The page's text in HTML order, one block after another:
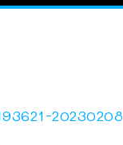
20230208